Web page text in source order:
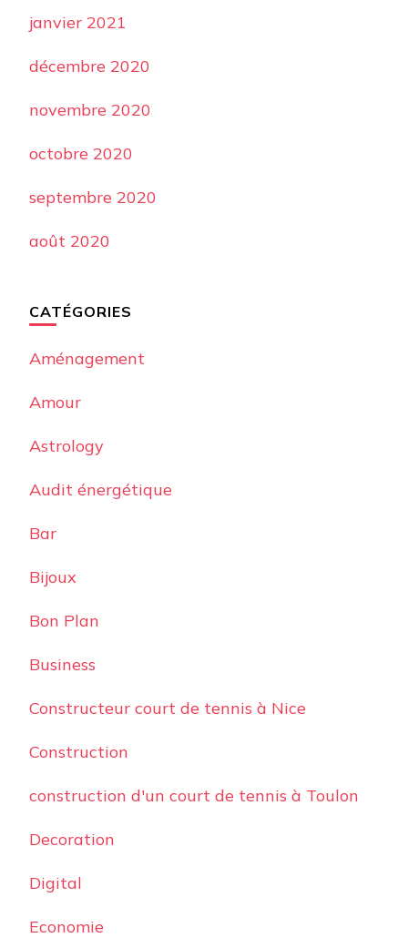
janvier 2021
décembre 2020
novembre 2020
octobre 2020
septembre 2020
août 2020
CATÉGORIES
Aménagement
Amour
Astrology
Audit énergétique
Bar
Bijoux
Bon Plan
Business
Constructeur court de tennis à Nice
Construction
construction d'un court de tennis à Toulon
Decoration
Digital
Economie